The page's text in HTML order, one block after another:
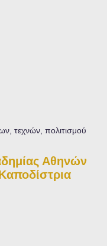
τεχνών, πολιτισμού
Αθηνών